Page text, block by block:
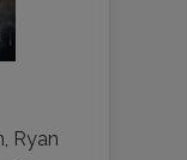
, Ryan